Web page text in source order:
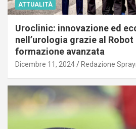
ATTUALITÀ
Uroclinic: innovazione ed
nell’urologia grazie al Robot
formazione avanzata
Dicembre 11, 2024 Redazione